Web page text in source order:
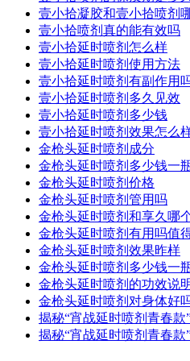
壹小拾凝胶和壹小拾喷剂
壹小拾喷剂真的能有效吗
壹小拾延时喷剂怎么样
壹小拾延时喷剂使用方法
壹小拾延时喷剂有副作用
壹小拾延时喷剂多久见效
壹小拾延时喷剂多少钱
壹小拾延时喷剂效果怎么
金枪头延时喷剂成分
金枪头延时喷剂多少钱一
金枪头延时喷剂价格
金枪头延时喷剂管用吗
金枪头延时喷剂和享久哪
金枪头延时喷剂有用吗值
金枪头延时喷剂效果昨样
金枪头延时喷剂多少钱一
金枪头延时喷剂的功效说
金枪头延时喷剂对身体好
揭秘“宵战延时喷剂青春款
揭秘“宵战延时喷剂青春